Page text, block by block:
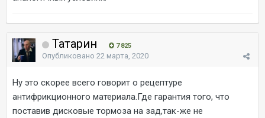
Татарин 7 825
Опубликовано 22 марта, 2020
Ну это скорее всего говорит о рецептуре
антифрикционного материала.Где гарантия того, что
поставив дисковые тормоза на зад,так-же не